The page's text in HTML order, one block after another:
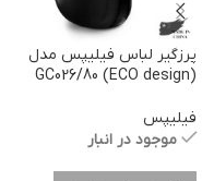
پرزگیر لباس فیلیپس مدل
GC026/80 (ECO design)
فیلیپس
موجود در انبار